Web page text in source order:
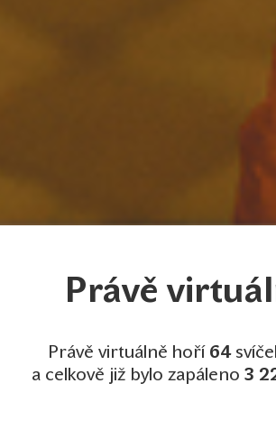
Právě
Právě virtuálně hoří 64
a celkově již bylo zapáleno 3